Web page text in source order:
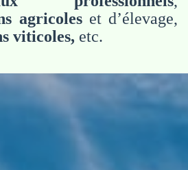
agricoleset d’élevage,
viticoles, etc.